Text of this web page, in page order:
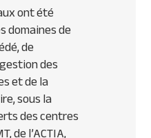
ont été
domaines de
de
des
et de la
sous la
des centres